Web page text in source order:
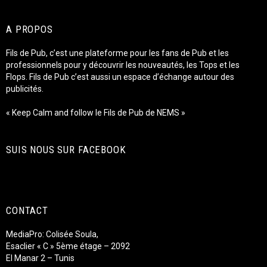
A PROPOS
Fils de Pub, c’est une plateforme pour les fans de Pub et les
professionnels pour y découvrir les nouveautés, les Tops et les
Flops. Fils de Pub c’est aussi un espace d’échange autour des
publicités.
« Keep Calm and follow le Fils de Pub de NEMS »
SUIS NOUS SUR FACEBOOK
CONTACT
MediaPro: Colisée Soula,
Esaclier « C » 5ème étage – 2092
El Manar 2 – Tunis